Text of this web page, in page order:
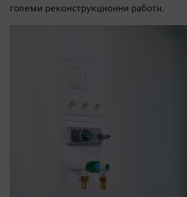
големи реконструкционни работи.